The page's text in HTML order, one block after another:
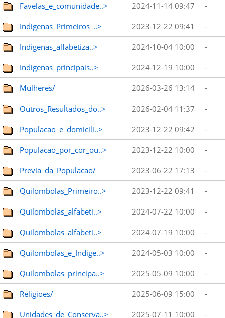
Favelas_e_comunidade..> 2024-11-14 09:47 -
Indigenas_Primeiros_..> 2023-12-22 09:41 -
Indigenas_alfabetiza..> 2024-10-04 10:00 -
Indigenas_principais..> 2024-12-19 10:00 -
Mulheres/ 2026-03-26 13:14 -
Outros_Resultados_do..> 2026-02-04 11:37 -
Populacao_e_domicili..> 2023-12-22 09:42 -
Populacao_por_cor_ou..> 2023-12-22 10:00 -
Previa_da_Populacao/ 2023-06-22 17:13 -
Quilombolas_Primeiro..> 2023-12-22 09:41 -
Quilombolas_alfabeti..> 2024-07-22 10:00 -
Quilombolas_alfabeti..> 2024-07-19 10:00 -
Quilombolas_e_Indige..> 2024-05-03 10:00 -
Quilombolas_principa..> 2025-05-09 10:00 -
Religioes/ 2025-06-09 15:00 -
Unidades_de_Conserva..> 2025-07-11 10:00 -